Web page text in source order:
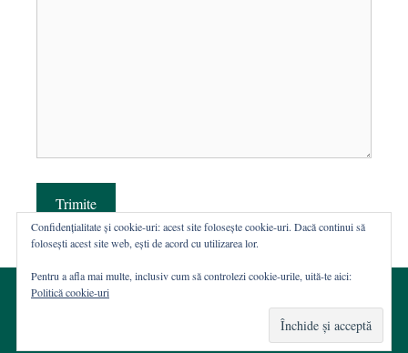
Trimite
Web hosting şi dezvoltare Wordpress:
Casa de WEB
Confidențialitate și cookie-uri: acest site folosește cookie-uri. Dacă continui să
folosești acest site web, ești de acord cu utilizarea lor.
Pentru a afla mai multe, inclusiv cum să controlezi cookie-urile, uită-te aici:
Politică cookie-uri